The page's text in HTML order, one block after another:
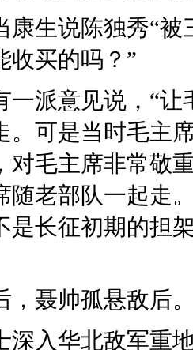
康生说陈独秀“被
收买的吗？”
派意见说， “让
。可是当时毛主
对毛主席非常敬
随老部队一起走
是长征初期的担
，聂帅孤悬敌后
深入华北敌军重